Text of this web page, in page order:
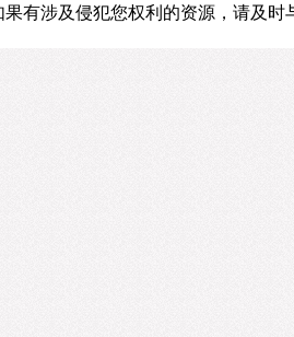
有涉及侵犯您权利的资源，请及时